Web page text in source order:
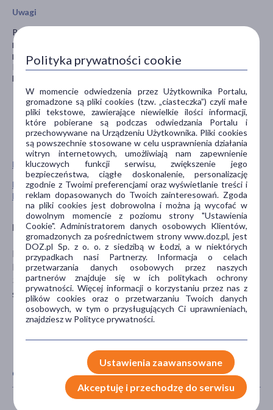
Pokaż wszystkie produkty BIELENDA PROFESSIONAL
Pokaż wszystkie produkty linii Oxy Glow marki Bielenda
Professional
Producent
BIELENDA
Fabryczna 20
31-553 Kraków
sklep@bielenda.com
Uwagi
Produkt do użytku zewnętrznego. Przeznaczony do stosowania
profesjonalnego i domowego. Unikać kontaktu z oczami. W
przypadku wystąpienia podrażnień przerwać stosowanie.
Przechowywać w temperaturze pokojowej, z dala od
bezpośredniego światła słonecznego.
CECHY PRODUKTU
Polityka prywatności cookie
W momencie odwiedzenia przez Użytkownika Portalu,
gromadzone są pliki cookies (tzw. „ciasteczka”) czyli małe
pliki tekstowe, zawierające niewielkie ilości informacji,
które pobierane są podczas odwiedzania Portalu i
przechowywane na Urządzeniu Użytkownika. Pliki cookies
są powszechnie stosowane w celu usprawnienia działania
witryn internetowych, umożliwiają nam zapewnienie
kluczowych funkcji serwisu, zwiększenie jego
bezpieczeństwa, ciągłe doskonalenie, personalizację
zgodnie z Twoimi preferencjami oraz wyświetlanie treści i
reklam dopasowanych do Twoich zainteresowań. Zgoda
na pliki cookies jest dobrowolna i można ją wycofać w
dowolnym momencie z poziomu strony "Ustawienia
Cookie". Administratorem danych osobowych Klientów,
gromadzonych za pośrednictwem strony www.doz.pl, jest
DOZ.pl Sp. z o. o. z siedzibą w Łodzi, a w niektórych
przypadkach nasi Partnerzy. Informacja o celach
przetwarzania danych osobowych przez naszych
partnerów znajduje się w ich politykach ochrony
prywatności. Więcej informacji o korzystaniu przez nas z
plików cookies oraz o przetwarzaniu Twoich danych
osobowych, w tym o przysługujących Ci uprawnieniach,
znajdziesz w Polityce prywatności.
Ustawienia zaawansowane
Akceptuję i przechodzę do serwisu